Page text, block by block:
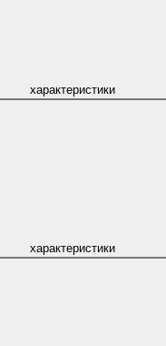
характеристики
характеристики